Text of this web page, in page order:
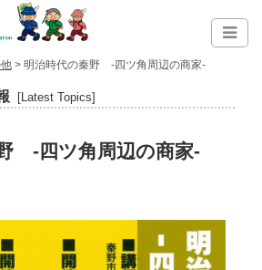
> 明治時代の秦野 -四ツ角周辺の商家-
[Latest Topics]
-四ツ角周辺の商家-